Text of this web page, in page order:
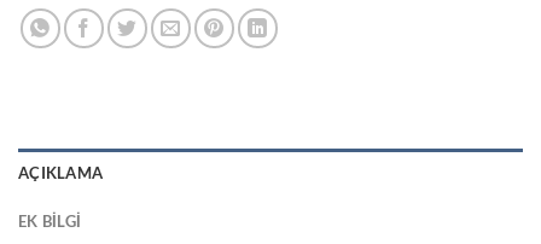
AÇIKLAMA
EK BILGI